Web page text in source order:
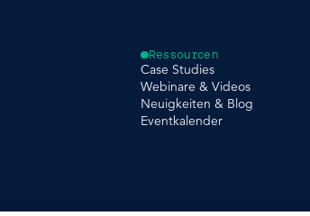
Ressourcen
Case Studies
Webinare & Videos
Neuigkeiten & Blog
Eventkalender